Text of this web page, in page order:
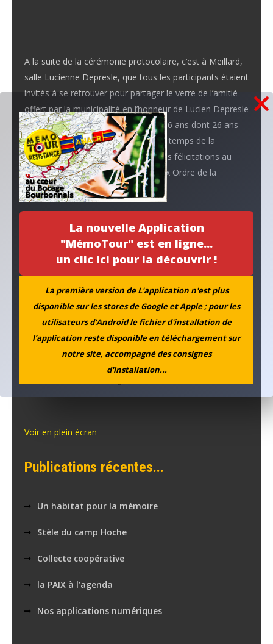
La nouvelle Application
"MémoTour" est en ligne...
un clic ici pour la découvrir !
La première version de L'application n'est plus
disponible sur les stores de Google et Apple ; pour les
utilisateurs d'Android le fichier d'installation de
l’application reste disponible en téléchargement sur
notre site, accompagné des consignes
d'installation...
A la suite de la cérémonie protocolaire, c’est à Meillard,
salle Lucienne Depresle, que tous les participants étaient
invités à se retrouver pour partager le verre de l’amitié
offert par la municipalité en l’honneur de Lucien Depresle
qui fut aussi élu municipal pendant 36 ans dont 26 ans
aux fonctions de maire. C’st dans ce temps de la
convivialité que se sont partagées les félicitations au
nouveau membre du plus prestigieux Ordre de la
République.
Étiquettes : Bocage Bourbonnais ,
Navigation
de
l’article
Un monument en chantier
Effectifs 2019 par Comité local
Au fil de l'actu...
Voir en plein écran
Publications récentes...
Un habitat pour la mémoire
Stèle du camp Hoche
Collecte coopérative
la PAIX à l’agenda
Nos applications numériques